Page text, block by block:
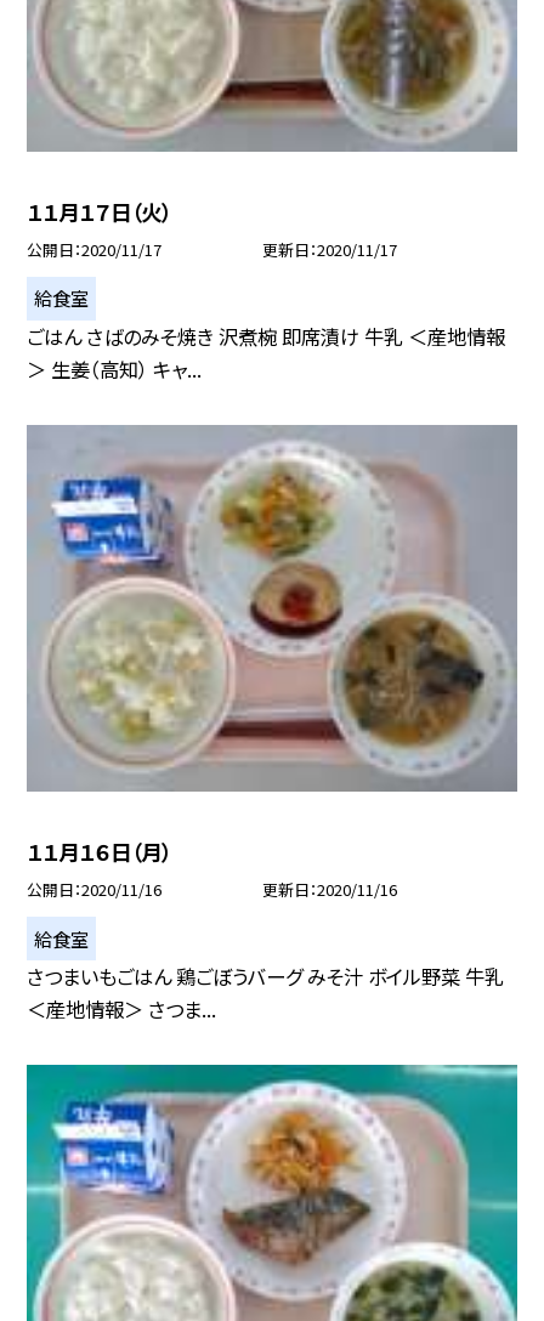
１１月１７日（火）
公開日 2020/11/17 更新日 2020/11/17
給食室
ごはん さばのみそ焼き 沢煮椀 即席漬け 牛乳 ＜産地情報
＞ 生姜（高知） キャ...
１１月１６日（月）
公開日 2020/11/16 更新日 2020/11/16
給食室
さつまいもごはん 鶏ごぼうバーグ みそ汁 ボイル野菜 牛乳
＜産地情報＞ さつま...